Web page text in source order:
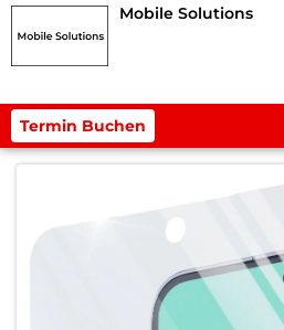
Mobile Solutions
Termin Buchen